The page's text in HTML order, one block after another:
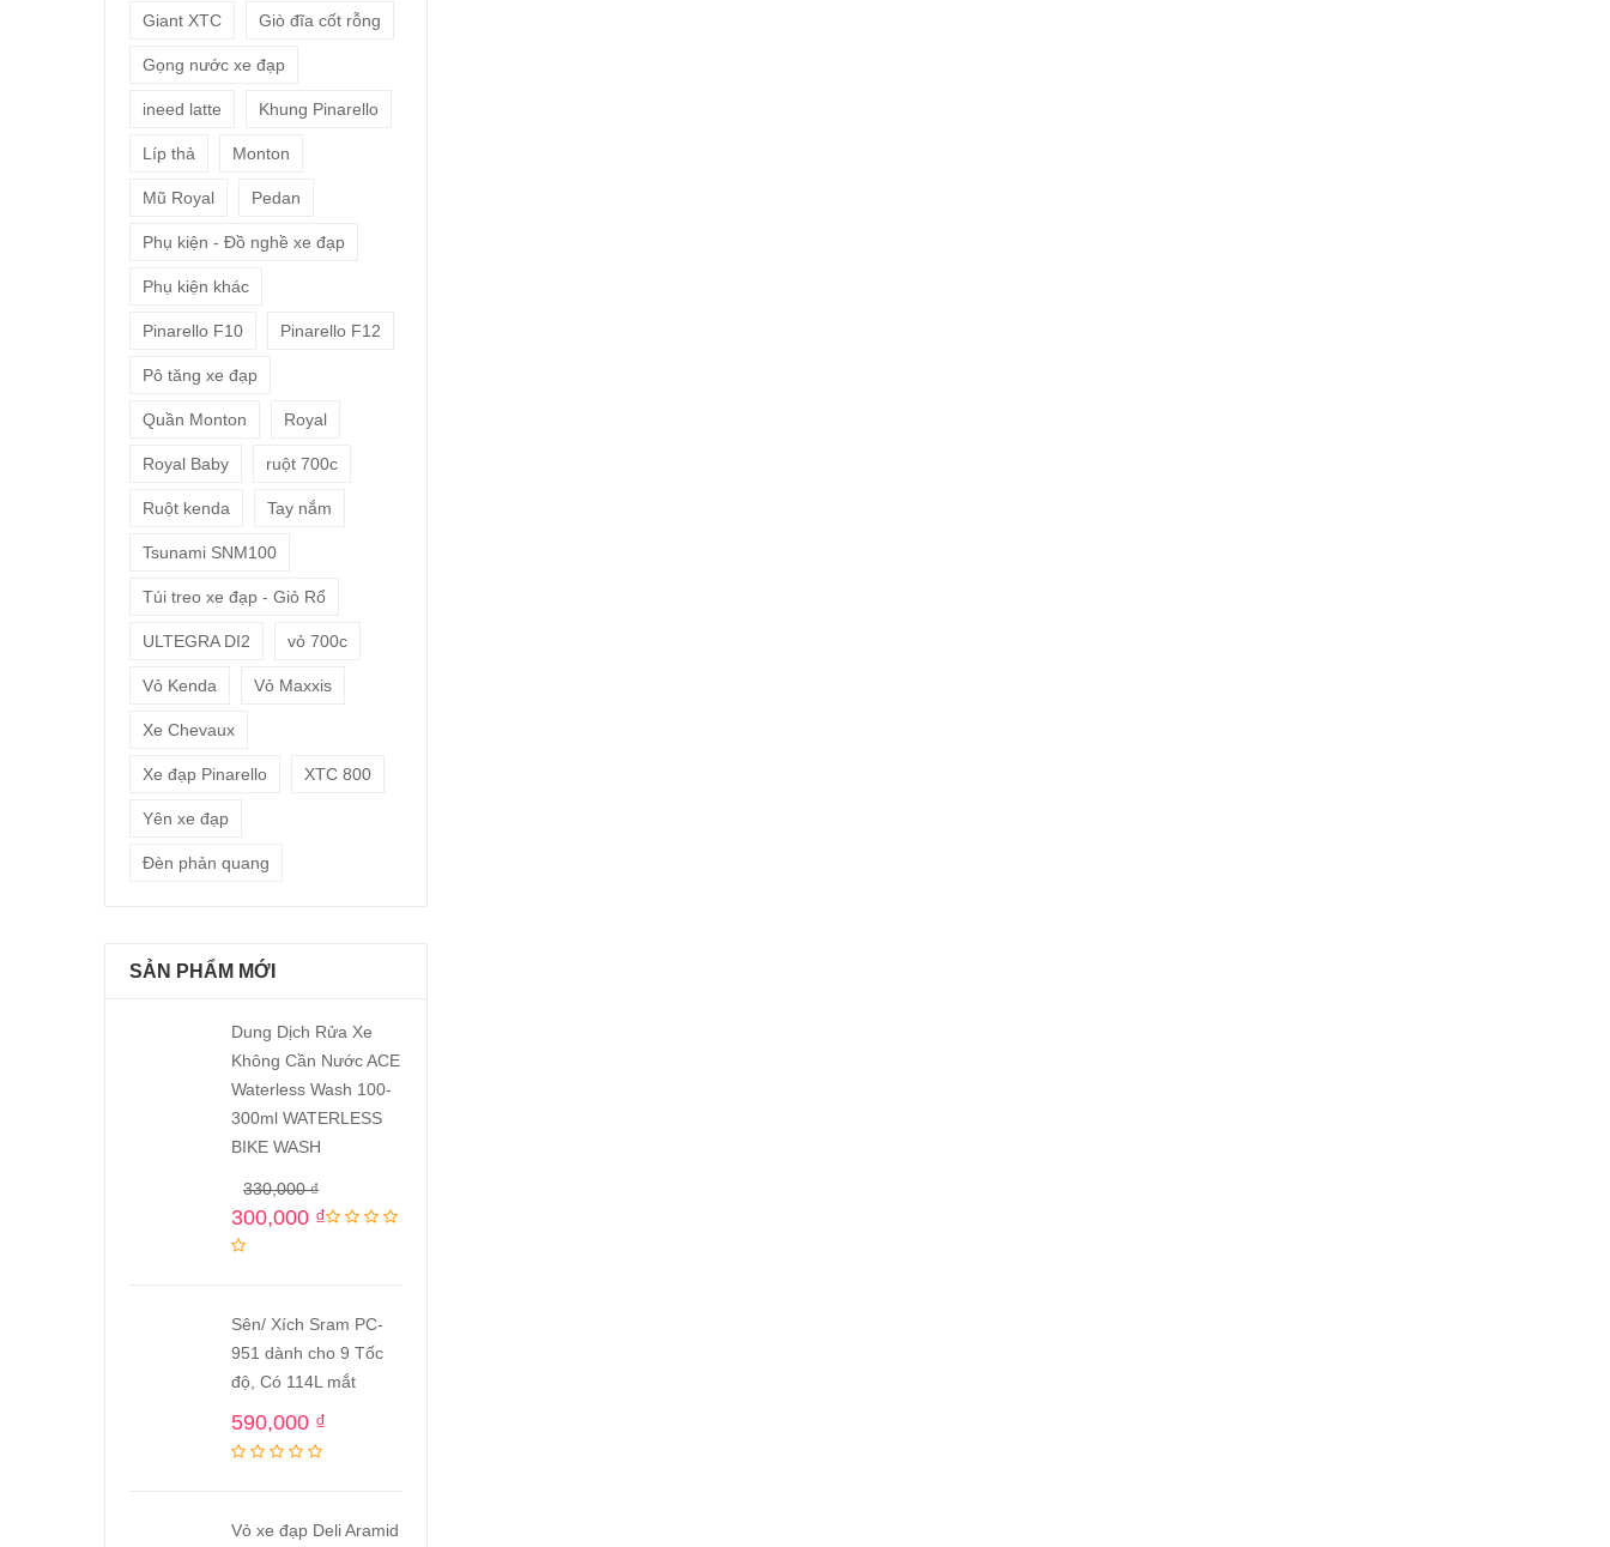
Giant XTC Giò đĩa cốt rỗng
Gọng nước xe đạp
ineed latte Khung Pinarello
Líp thả Monton
Mũ Royal Pedan
Phụ kiện - Đồ nghề xe đạp
Phụ kiện khác
Pinarello F10 Pinarello F12
Pô tăng xe đạp
Quần Monton Royal
Royal Baby ruột 700c
Ruột kenda Tay nắm
Tsunami SNM100
Túi treo xe đạp - Giỏ Rổ
ULTEGRA DI2 vỏ 700c
Vỏ Kenda Vỏ Maxxis
Xe Chevaux
Xe đạp Pinarello XTC 800
Yên xe đạp
Đèn phản quang
SẢN PHẨM MỚI
Dung Dịch Rửa Xe
Không Cần Nước ACE
Waterless Wash 100-
300ml WATERLESS
BIKE WASH
330,000₫
300,000 ₫
Sên/ Xích Sram PC-
951 dành cho 9 Tốc
độ, Có 114L mắt
590,000 ₫
Vỏ xe đạp Deli Aramid